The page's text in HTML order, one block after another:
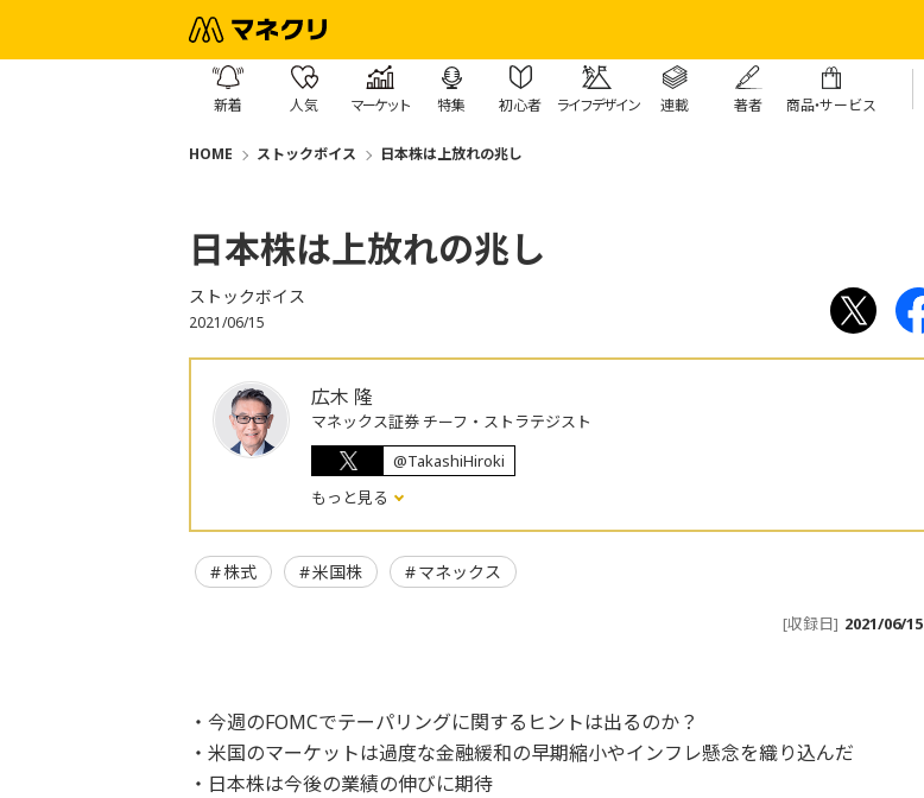
新着 人気 マーケット 特集 初心者 ライフデザイン 連載 著者 商品・サービス
HOME ストックボイス 日本株は上放れの兆し
日本株は上放れの兆し
ストックボイス
2021/06/15
広木 隆
マネックス証券 チーフ・ストラテジスト
@TakashiHiroki
もっと見る
株式 米国株 マネックス
[収録日] 2021/06/15
・今週のFOMCでテーパリングに関するヒントは出るのか？
・米国のマーケットは過度な金融緩和の早期縮小やインフレ懸念を織り込んだ
・日本株は今後の業績の伸びに期待